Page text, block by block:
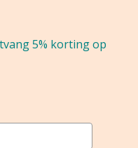
5% korting op